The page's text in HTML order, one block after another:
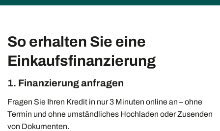
So erhalten Sie eine
Einkaufsfinanzierung
1. Finanzierung anfragen
Fragen Sie Ihren Kredit in nur 3 Minuten online an – ohne
Termin und ohne umständliches Hochladen oder Zusenden
von Dokumenten.